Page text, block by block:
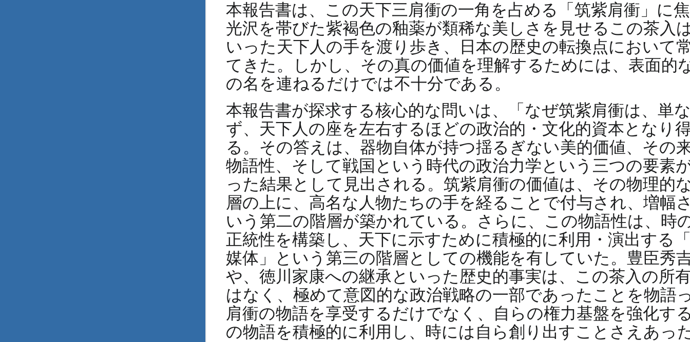
本報告書は、この天下三肩衝の一角を占める「筑紫肩衝」に
光沢を帯びた紫褐色の釉薬が類稀な美しさを見せるこの茶入
いった天下人の手を渡り歩き、日本の歴史の転換点において
てきた。しかし、その真の価値を理解するためには、表面的
の名を連ねるだけでは不十分である。
本報告書が探求する核心的な問いは、「なぜ筑紫肩衝は、単
ず、天下人の座を左右するほどの政治的・文化的資本となり
る。その答えは、器物自体が持つ揺るぎない美的価値、その
物語性、そして戦国という時代の政治力学という三つの要素
った結果として見出される。筑紫肩衝の価値は、その物理的
層の上に、高名な人物たちの手を経ることで付与され、増幅
いう第二の階層が築かれている。さらに、この物語性は、時
正統性を構築し、天下に示すために積極的に利用・演出する
媒体」という第三の階層としての機能を有していた。豊臣秀
や、徳川家康への継承といった歴史的事実は、この茶入の所
はなく、極めて意図的な政治戦略の一部であったことを物語
肩衝の物語を享受するだけでなく、自らの権力基盤を強化す
の物語を積極的に利用し、時には自ら創り出すことさえあっ